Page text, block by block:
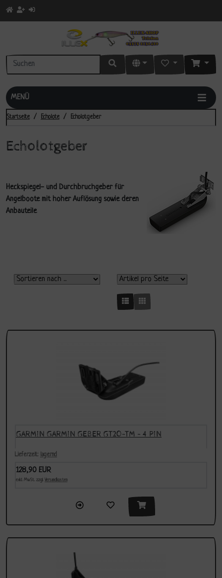
MENÜ
Startseite Echolote Echolotgeber
Echolotgeber
Heckspiegel- und Durchbruchgeber für
Angelboote mit hoher Auflösung sowie deren
Anbauteile
GARMIN GARMIN GEBER GT20-TM - 4 PIN
Lieferzeit: lagernd
128,90 EUR
exkl. MwSt. zzgl. Versandkosten